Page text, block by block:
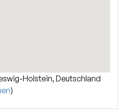
Holstein, Deutschland
)